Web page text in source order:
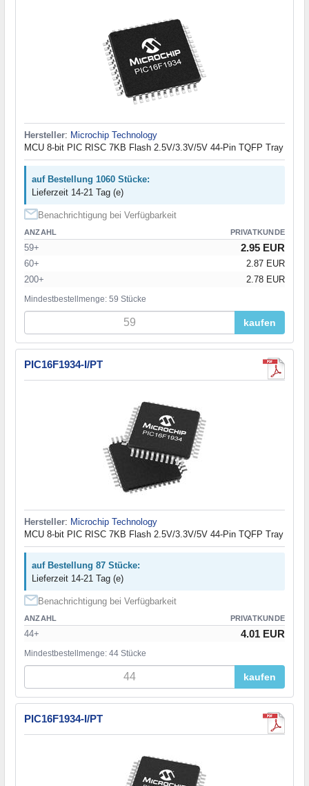
Hersteller: Microchip Technology
MCU 8-bit PIC RISC 7KB Flash 2.5V/3.3V/5V 44-Pin TQFP Tray
auf Bestellung 1060 Stücke:
Lieferzeit 14-21 Tag (e)
Benachrichtigung bei Verfügbarkeit
ANZAHL PRIVATKUNDE
59+ 2.95 EUR
60+
2.87 EUR
200+
2.78 EUR
Mindestbestellmenge: 59 Stücke
kaufen
PIC16F1934-I/PT
Hersteller: Microchip Technology
MCU 8-bit PIC RISC 7KB Flash 2.5V/3.3V/5V 44-Pin TQFP Tray
auf Bestellung 87 Stücke:
Lieferzeit 14-21 Tag (e)
Benachrichtigung bei Verfügbarkeit
ANZAHL PRIVATKUNDE
44+ 4.01 EUR
Mindestbestellmenge: 44 Stücke
kaufen
PIC16F1934-I/PT